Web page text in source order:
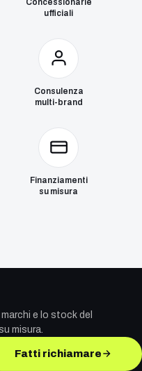
ufficiali
Consulenza
multi-brand
Finanziamenti
su misura
e lo stock del
misura.
Fatti richiamare